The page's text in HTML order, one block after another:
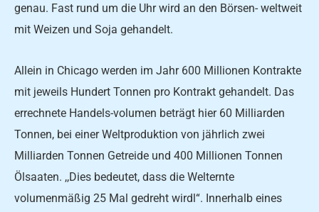
genau. Fast rund um die Uhr wird an den Börsen- weltweit
mit Weizen und Soja gehandelt.
Allein in Chicago werden im Jahr 600 Millionen Kontrakte
mit jeweils Hundert Tonnen pro Kontrakt gehandelt. Das
er­rechnete Handels-volumen be­trägt hier 60 Milliarden
Ton­nen, bei einer Weltproduktion von jährlich zwei
Milliarden Tonnen Getreide und 400 Mil­lionen Tonnen
Ölsaaten. ,,Dies bedeutet, dass die Welternte
volumenmäßig 25 Mal gedreht wirdl“. Innerhalb eines